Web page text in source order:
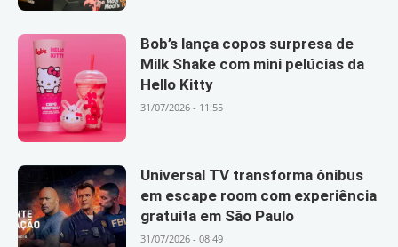
Bob’s lança copos surpresa de
Milk Shake com mini pelúcias da
Hello Kitty
31/07/2026 - 11:55
Universal TV transforma ônibus
em escape room com experiência
gratuita em São Paulo
31/07/2026 - 08:49